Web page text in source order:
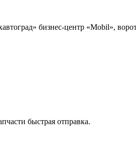
бизнес-центр «Mobil»,
быстрая отправка.